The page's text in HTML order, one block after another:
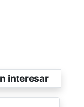
interesar